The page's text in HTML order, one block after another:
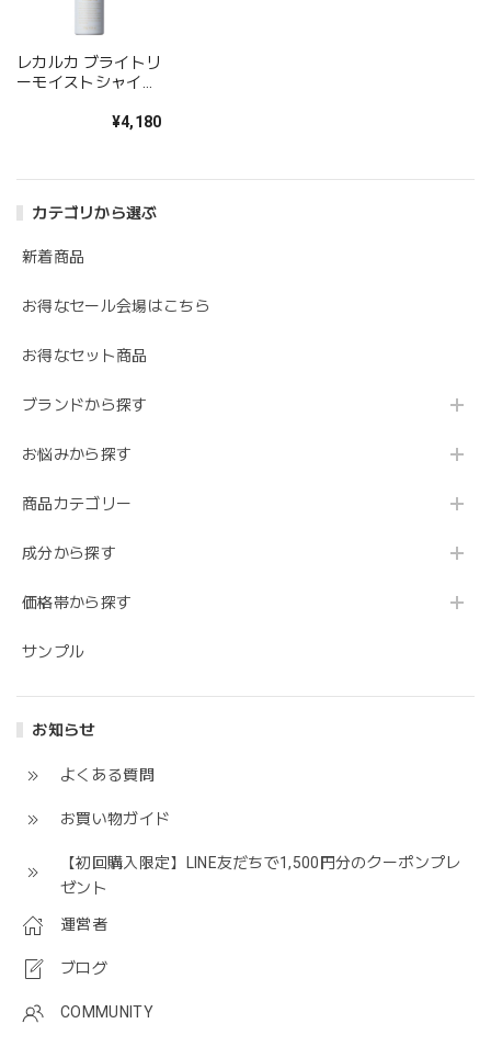
カテゴリから選ぶ
新着商品
お得なセール会場はこちら
お得なセット商品
ブランドから探す
お悩みから探す
商品カテゴリー
成分から探す
価格帯から探す
サンプル
お知らせ
よくある質問
お買い物ガイド
【初回購入限定】LINE友だちで1,500円分のクーポンプレ
ゼント
運営者
ブログ
COMMUNITY
ピカピカになります！
この度は当オンラインショップをご利用いただ
きご愛顧いただければ幸いです。
レカルカ ブライトリ
ーモイストシャイン
¥4,180